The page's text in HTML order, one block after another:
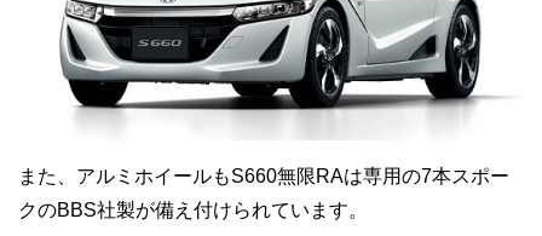
また、アルミホイールもS660無限RAは専用の7本スポー
クのBBS社製が備え付けられています。